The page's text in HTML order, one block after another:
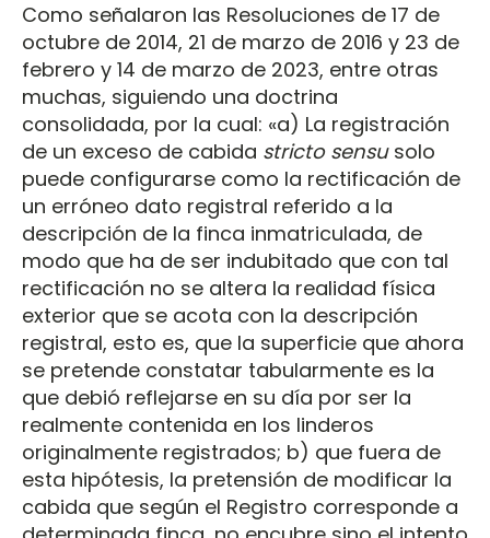
Como señalaron las Resoluciones de 17 de
octubre de 2014, 21 de marzo de 2016 y 23 de
febrero y 14 de marzo de 2023, entre otras
muchas, siguiendo una doctrina
consolidada, por la cual: «a) La registración
de un exceso de cabida stricto sensusolo
puede configurarse como la rectificación de
un erróneo dato registral referido a la
descripción de la finca inmatriculada, de
modo que ha de ser indubitado que con tal
rectificación no se altera la realidad física
exterior que se acota con la descripción
registral, esto es, que la superficie que ahora
se pretende constatar tabularmente es la
que debió reflejarse en su día por ser la
realmente contenida en los linderos
originalmente registrados; b) que fuera de
esta hipótesis, la pretensión de modificar la
cabida que según el Registro corresponde a